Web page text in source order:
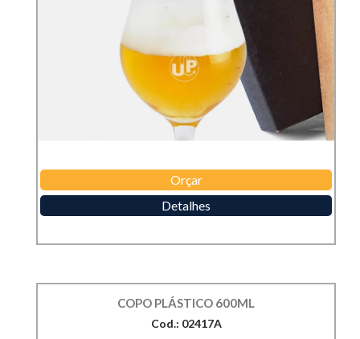
Orçar
Detalhes
COPO PLÁSTICO 600ML
Cod.: 02417A